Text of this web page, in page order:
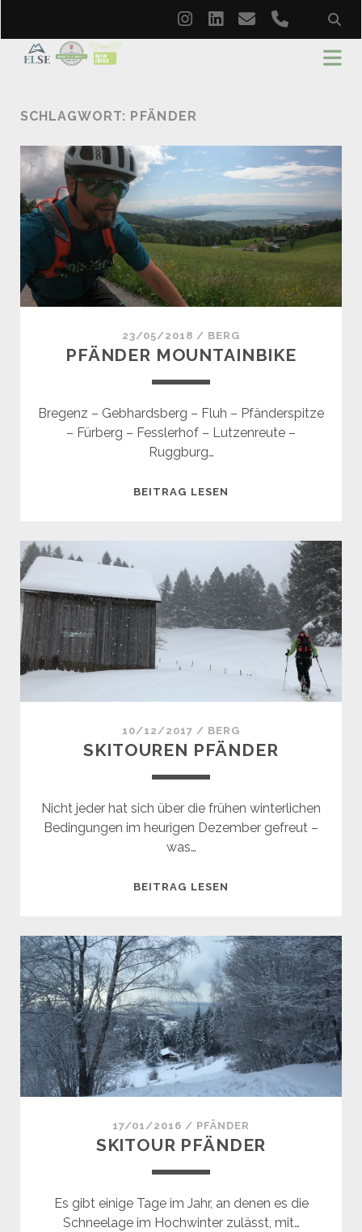
instagram
linkedin
emailphone
SCHLAGWORT: PFÄNDER
23/05/2018 / BERG
PFÄNDER MOUNTAINBIKE
Bregenz – Gebhardsberg – Fluh – Pfänderspitze
– Fürberg – Fesslerhof – Lutzenreute –
Ruggburg…
BEITRAG LESEN
10/12/2017 / BERG
SKITOUREN PFÄNDER
Nicht jeder hat sich über die frühen winterlichen
Bedingungen im heurigen Dezember gefreut –
was…
BEITRAG LESEN
17/01/2016 / PFÄNDER
SKITOUR PFÄNDER
Es gibt einige Tage im Jahr, an denen es die
Schneelage im Hochwinter zulässt, mit…